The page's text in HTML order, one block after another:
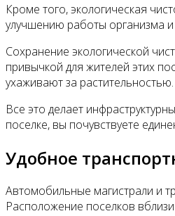
Кроме того, экологическая
улучшению работы организма
Сохранение экологической
привычкой для жителей этих
ухаживают за растительностью.
Все это делает
поселке, вы почувствуете
Удобное
Автомобильные магистрали и
Расположение поселков